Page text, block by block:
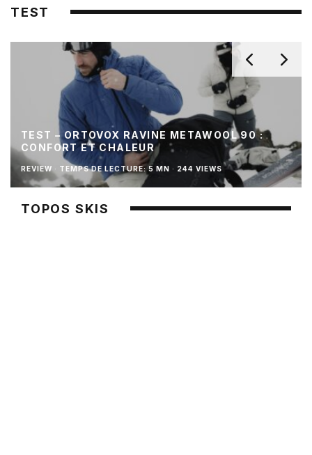
TEST
TEST – ORTOVOX RAVINE METAWOOL 90 :
CONFORT ET CHALEUR
REVIEW · TEMPS DE LECTURE: 5 MN · 244 VIEWS
TOPOS SKIS